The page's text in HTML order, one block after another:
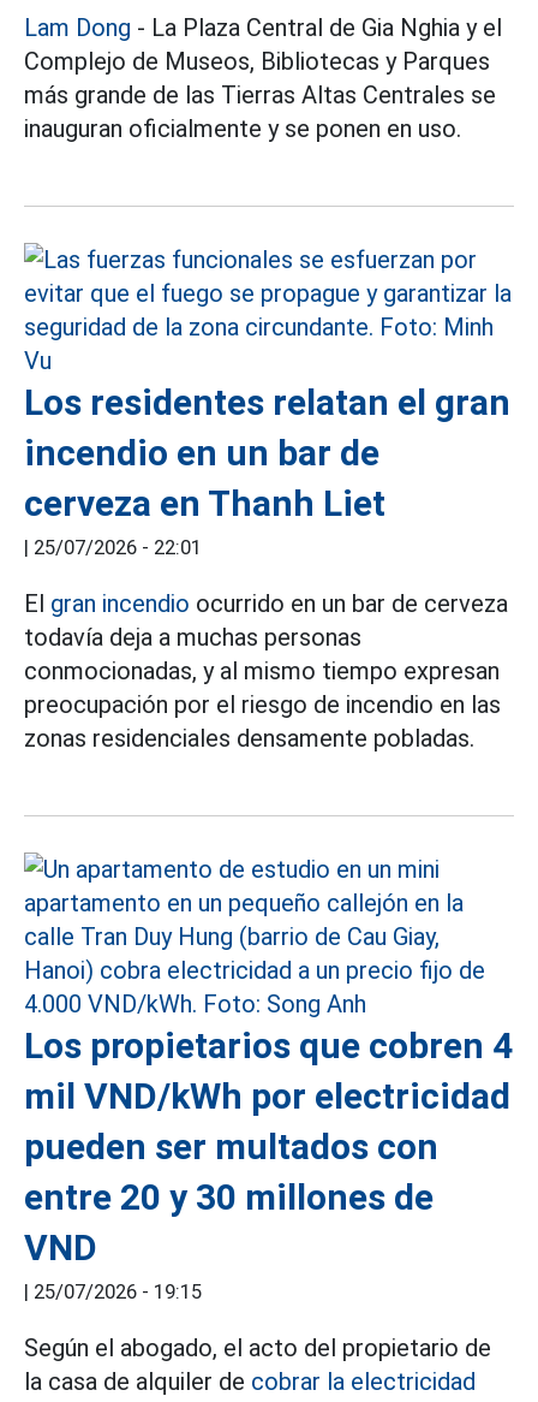
Lam Dong - La Plaza Central de Gia Nghia y el
Complejo de Museos, Bibliotecas y Parques
más grande de las Tierras Altas Centrales se
inauguran oficialmente y se ponen en uso.
Los residentes relatan el gran
incendio en un bar de
cerveza en Thanh Liet
| 25/07/2026 - 22:01
El gran incendio ocurrido en un bar de cerveza
todavía deja a muchas personas
conmocionadas, y al mismo tiempo expresan
preocupación por el riesgo de incendio en las
zonas residenciales densamente pobladas.
Los propietarios que cobren 4
mil VND/kWh por electricidad
pueden ser multados con
entre 20 y 30 millones de
VND
| 25/07/2026 - 19:15
Según el abogado, el acto del propietario de
la casa de alquiler de cobrar la electricidad